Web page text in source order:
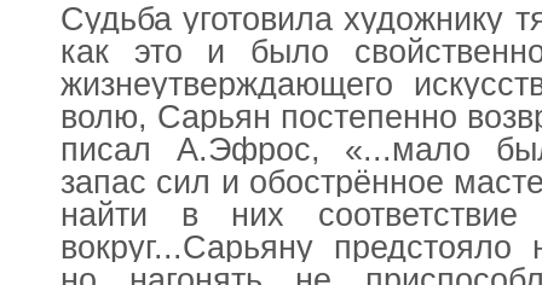
Судьба уготовила художнику
как это и было
жизнеутверждающего
волю, Сарьян постепенно
писал А.Эфрос, «...мало
запас сил и обострённое
найти в них
вокруг...Сарьяну предстояло